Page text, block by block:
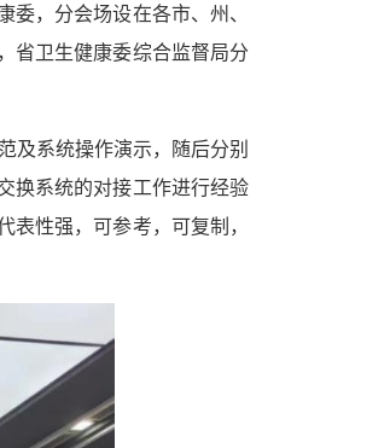
，分会场设在各市、州、
省卫生健康委综合监督局分
及系统操作演示，随后分别
换系统的对接工作进行经验
性强，可参考，可复制，